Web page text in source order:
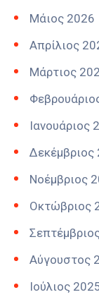
Μάιος 2026
Απρίλιος
Μάρτιος
Ιανουάριος
Δεκέμβριος
Νοέμβριος
Οκτώβριος
Αύγουστος
Ιούλιος